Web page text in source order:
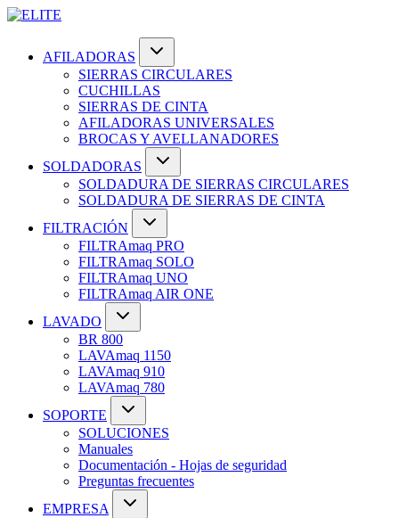
AFILADORAS
SIERRAS CIRCULARES
CUCHILLAS
SIERRAS DE CINTA
AFILADORAS UNIVERSALES
BROCAS Y AVELLANADORES
SOLDADORAS
SOLDADURA DE SIERRAS CIRCULARES
SOLDADURA DE SIERRAS DE CINTA
FILTRACIÓN
FILTRAmaq PRO
FILTRAmaq SOLO
FILTRAmaq UNO
FILTRAmaq AIR ONE
LAVADO
BR 800
LAVAmaq 1150
LAVAmaq 910
LAVAmaq 780
SOPORTE
SOLUCIONES
Manuales
Documentación - Hojas de seguridad
Preguntas frecuentes
EMPRESA